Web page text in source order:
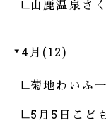
山鹿温泉さ
4月(12)
菊地わいふ
5月5日こど